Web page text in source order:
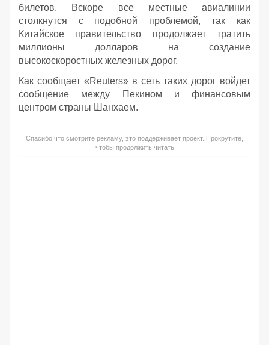
билетов. Вскоре все местные авиалинии
столкнутся с подобной проблемой, так как
Китайское правительство продолжает тратить
миллионы долларов на создание
высокоскоростных железных дорог.
Как сообщает «Reuters» в сеть таких дорог войдет
сообщение между Пекином и финансовым
центром страны Шанхаем.
Спасибо что смотрите рекламу, это поддерживает проект. Прокрутите,
чтобы продолжить читать